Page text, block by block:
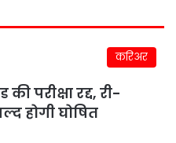
करिअर
परीक्षा रद्द, री-
होगी घोषित